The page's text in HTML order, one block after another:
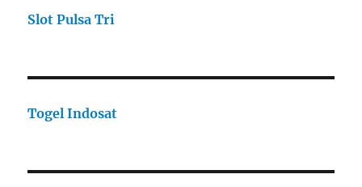
Slot Pulsa Tri
Togel Indosat